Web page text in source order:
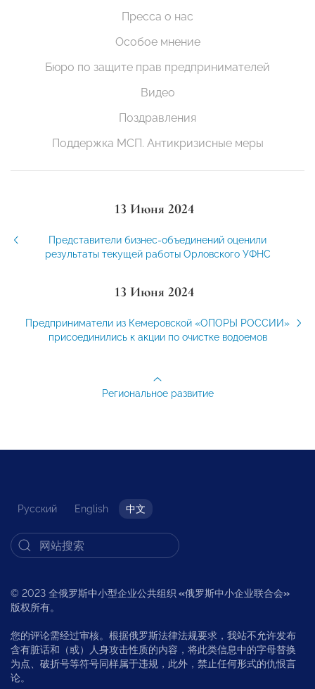
Пресса о нас
Особое мнение
Бюро по защите прав предпринимателей
Видео
Поздравления
Поддержка МСП. Антикризисные меры
13 Июня 2024
Представители бизнес-объединений оценили
результаты текущей работы Орловского УФНС
13 Июня 2024
Предприниматели из Кемеровской «ОПОРЫ РОССИИ»
присоединились к акции по очистке водоемов
Региональное развитие
Русский English 中文
© 2023 全俄罗斯中小型企业公共组织 «俄罗斯中小企业联合会»
版权所有。
您的评论需经过审核。根据俄罗斯法律法规要求，我站不允许发布
含有脏话和（或）人身攻击性质的内容，将此类信息中的字母替换
为点、破折号等符号同样属于违规，此外，禁止任何形式的仇恨言
论。